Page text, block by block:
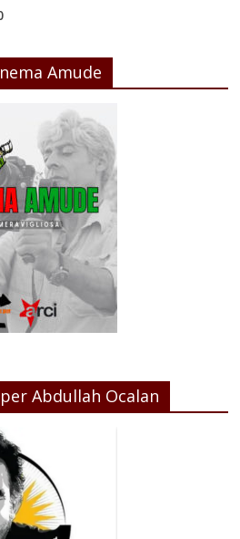
Amude
Abdullah Ocalan